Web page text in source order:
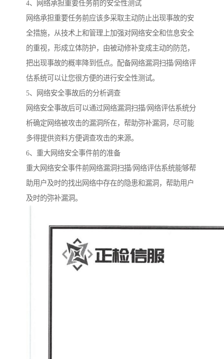
4、网络承担重要任务前的安全性测试
网络承担重要任务前应该多采取主动防止出现事故的安
全措施，从技术上和管理上加强对网络安全和信息安全
的重视，形成立体防护，由被动修补变成主动的防范，
把出现事故的概率降到低点。配备网络漏洞扫描/网络评
估系统可以让您很方便的进行安全性测试。
5、网络安全事故后的分析调查
网络安全事故后可以通过网络漏洞扫描/网络评估系统分
析确定网络被攻击的漏洞所在，帮助弥补漏洞，尽可能
多得提供资料方便调查攻击的来源。
6、重大网络安全事件前的准备
重大网络安全事件前网络漏洞扫描/网络评估系统能够帮
助用户及时的找出网络中存在的隐患和漏洞，帮助用户
及时的弥补漏洞。